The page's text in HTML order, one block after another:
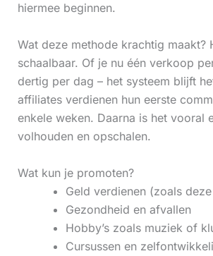
hiermee beginnen.
Wat deze methode krachtig maakt?
schaalbaar. Of je nu één verkoop
dertig per dag – het systeem blijft
affiliates verdienen hun eerste
enkele weken. Daarna is het vooral
volhouden en opschalen.
Wat kun je promoten?
Geld verdienen (zoals
Gezondheid en afvallen
Hobby’s zoals muziek of
Cursussen en